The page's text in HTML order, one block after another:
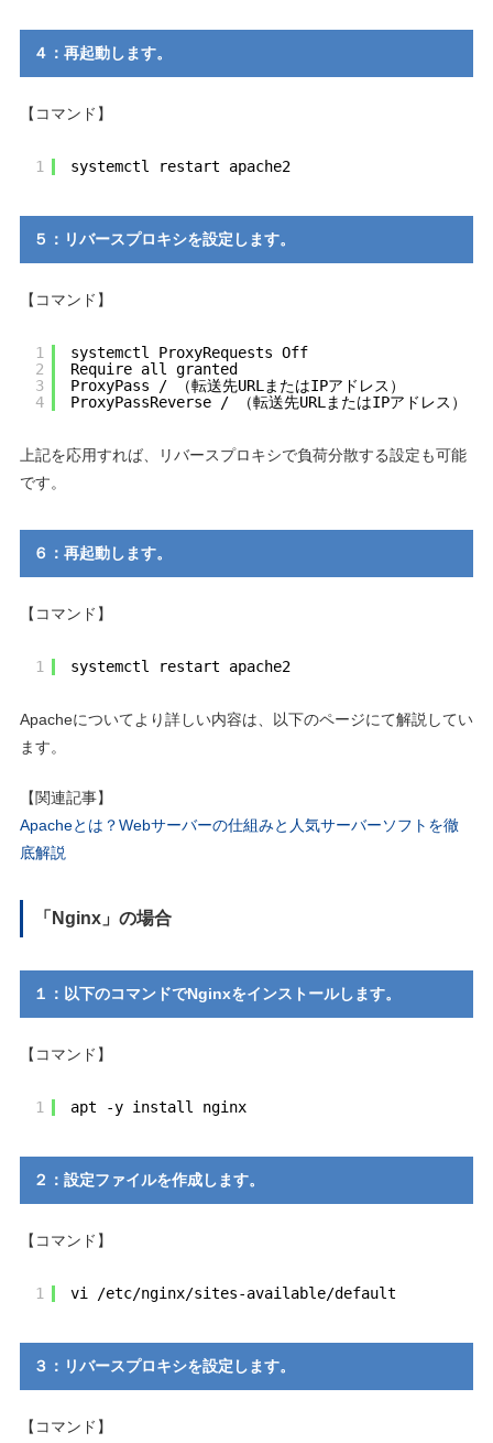
４：再起動します。
【コマンド】
1 systemctl restart apache2
５：リバースプロキシを設定します。
【コマンド】
1
2
3
4
systemctl ProxyRequests Off
Require all granted
ProxyPass / （転送先URLまたはIPアドレス）
ProxyPassReverse / （転送先URLまたはIPアドレス）
上記を応用すれば、リバースプロキシで負荷分散する設定も可能
です。
６：再起動します。
【コマンド】
1 systemctl restart apache2
Apacheについてより詳しい内容は、以下のページにて解説してい
ます。
【関連記事】
Apacheとは？Webサーバーの仕組みと人気サーバーソフトを徹
底解説
「Nginx」の場合
１：以下のコマンドでNginxをインストールします。
【コマンド】
1 apt -y install nginx
２：設定ファイルを作成します。
【コマンド】
1 vi /etc/nginx/sites-available/default
３：リバースプロキシを設定します。
【コマンド】